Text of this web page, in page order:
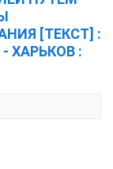
[ТЕКСТ] :
ХАРЬКОВ :